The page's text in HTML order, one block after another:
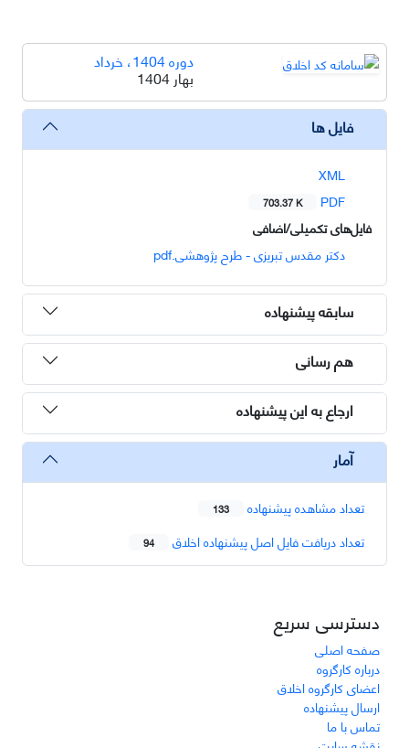
دوره 1404، خرداد
بهار 1404
فایل ها
XML
PDF
703.37 K
فایل‌های تکمیلی/اضافی
دکتر مقدس تبریزی - طرح پژوهشی.pdf
سابقه پیشنهاده
هم رسانی
ارجاع به این پیشنهاده
آمار
تعداد مشاهده پیشنهاده 133
تعداد دریافت فایل اصل پیشنهاده اخلاق 94
دسترسی سریع
صفحه اصلی
درباره کارگروه
اعضای کارگروه اخلاق
ارسال پیشنهاده
تماس با ما